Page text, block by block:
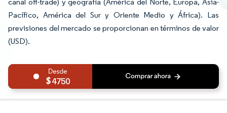
Pacífico, América del Sur y Oriente Medio y África). Las
previsiones del mercado se proporcionan en términos de valor
(USD).
4750